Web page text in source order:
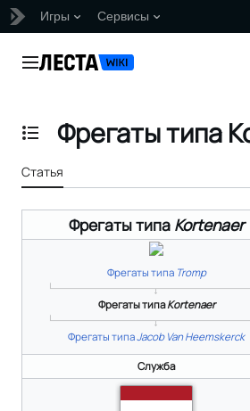
Игры Сервисы
Главное меню
Отобразить/Скрыть содержание
Фрегаты типа
Статья
Фрегаты типа Kortenaer
Фрегаты типа Tromp
Фрегаты типаKortenaer
Фрегаты типаJacob Van Heemskerck
Служба